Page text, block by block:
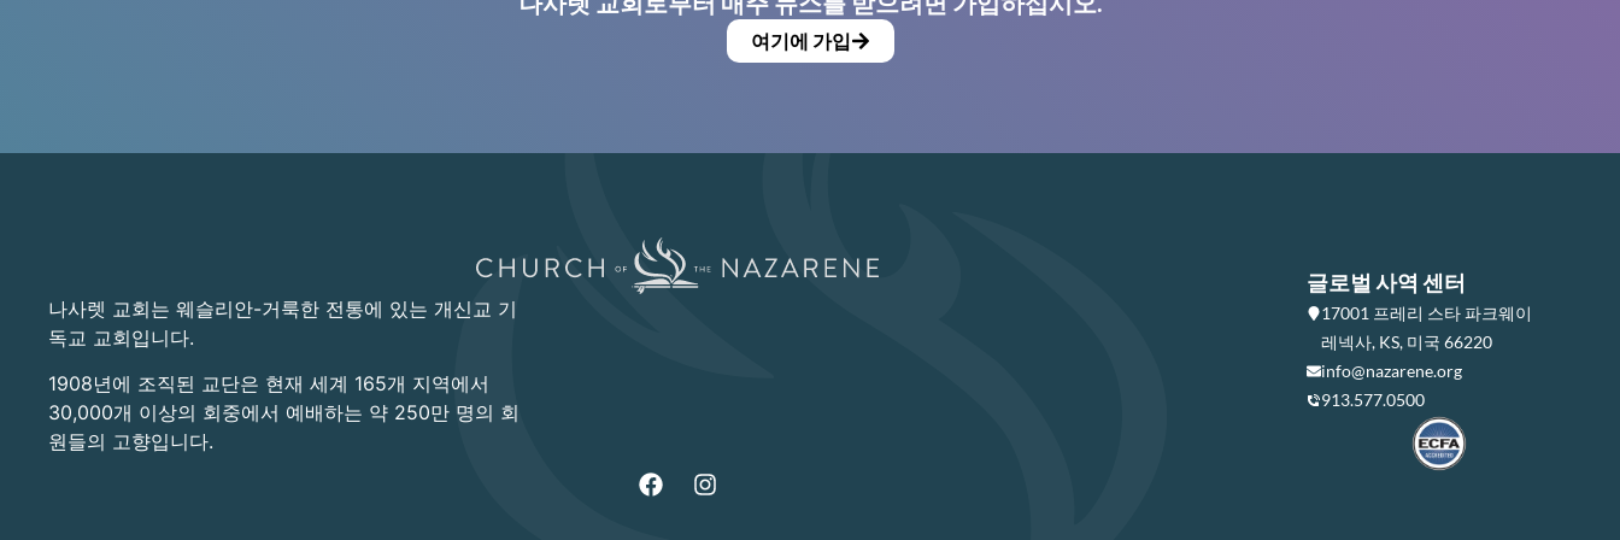
여기에 가입
나사렛 교회는 웨슬리안-거룩한 전통에 있는 개신교 기
독교 교회입니다.
1908년에 조직된 교단은 현재 세계 165개 지역에서
30,000개 이상의 회중에서 예배하는 약 250만 명의 회
원들의 고향입니다.
글로벌 사역 센터
17001 프레리 스타 파크웨이
레넥사, KS, 미국 66220
info@nazarene.org
913.577.0500